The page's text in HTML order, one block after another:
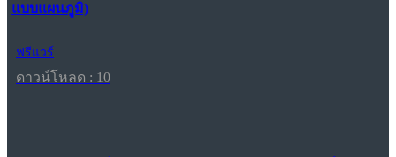
แบบแผนภูมิ)
ฟรีแวร์
ดาวน์โหลด : 10